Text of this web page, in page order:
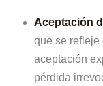
Aceptación
que se refleje
aceptación
pérdida